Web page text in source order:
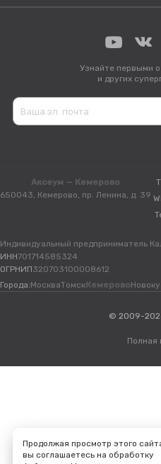
Узнайте первыми о
и других
Аксеум — Кемерово
650043, Кемерово, пр. Ленина, д. 39
Индивидуальный предприниматель
ИНН701714585324
ОГРНИП320703100008612
Города:МоскваТомск Кемерово
© 2009-
Полная
Продолжая просмотр этого
вы соглашаетесь на обработку